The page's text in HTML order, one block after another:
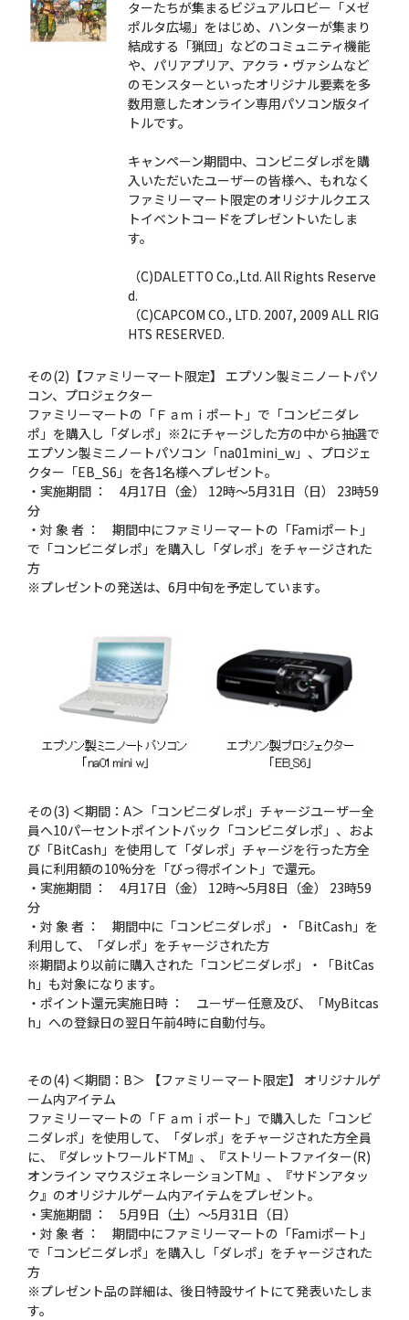
ターたちが集まるビジュアルロビー「メゼ
ポルタ広場」をはじめ、ハンターが集まり
結成する「猟団」などのコミュニティ機能
や、パリアプリア、アクラ・ヴァシムなど
のモンスターといったオリジナル要素を多
数用意したオンライン専用パソコン版タイ
トルです。
キャンペーン期間中、コンビニダレポを購
入いただいたユーザーの皆様へ、もれなく
ファミリーマート限定のオリジナルクエス
トイベントコードをプレゼントいたしま
す。
（C)DALETTO Co.,Ltd. All Rights Reserve
d.
（C)CAPCOM CO., LTD. 2007, 2009 ALL RIG
HTS RESERVED.
その(2)【ファミリーマート限定】 エプソン製ミニノートパソ
コン、プロジェクター
ファミリーマートの「Ｆａｍｉポート」で「コンビニダレ
ポ」を購入し「ダレポ」※2にチャージした方の中から抽選で
エプソン製ミニノートパソコン「na01mini_w」、プロジェ
クター「EB_S6」を各1名様へプレゼント。
・実施期間 ： 4月17日（金） 12時〜5月31日（日） 23時59
分
・対 象 者 ： 期間中にファミリーマートの「Famiポート」
で「コンビニダレポ」を購入し「ダレポ」をチャージされた
方
※プレゼントの発送は、6月中旬を予定しています。
その(3) ＜期間：A＞「コンビニダレポ」チャージユーザー全
員へ10パーセントポイントバック「コンビニダレポ」、およ
び「BitCash」を使用して「ダレポ」チャージを行った方全
員に利用額の10%分を「びっ得ポイント」で還元。
・実施期間 ： 4月17日（金） 12時〜5月8日（金） 23時59
分
・対 象 者 ： 期間中に「コンビニダレポ」・「BitCash」を
利用して、「ダレポ」をチャージされた方
※期間より以前に購入された「コンビニダレポ」・「BitCas
h」も対象になります。
・ポイント還元実施日時 ： ユーザー任意及び、「MyBitcas
h」への登録日の翌日午前4時に自動付与。
その(4) ＜期間：B＞ 【ファミリーマート限定】 オリジナルゲ
ーム内アイテム
ファミリーマートの「Ｆａｍｉポート」で購入した「コンビ
ニダレポ」を使用して、「ダレポ」をチャージされた方全員
に、『ダレットワールドTM』、『ストリートファイター(R)
オンライン マウスジェネレーションTM』、『サドンアタッ
ク』のオリジナルゲーム内アイテムをプレゼント。
・実施期間 ： 5月9日（土）〜5月31日（日）
・対 象 者 ： 期間中にファミリーマートの「Famiポート」
で「コンビニダレポ」を購入し「ダレポ」をチャージされた
方
※プレゼント品の詳細は、後日特設サイトにて発表いたしま
す。